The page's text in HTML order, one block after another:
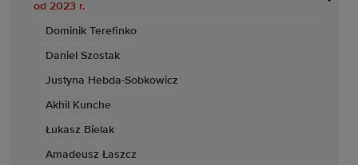
od 2023 r.
Dominik Terefinko
Daniel Szostak
Justyna Hebda-Sobkowicz
Akhil Kunche
Łukasz Bielak
Amadeusz Łaszcz